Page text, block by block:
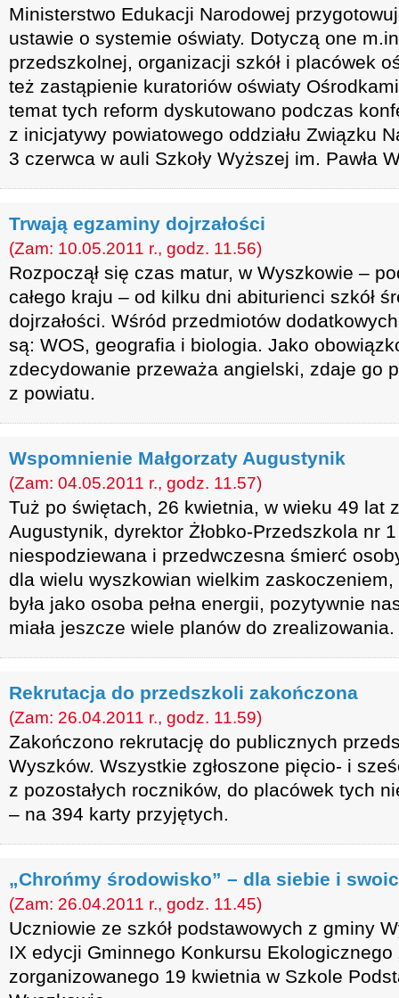
Ministerstwo Edukacji Narodowej
ustawie o systemie oświaty. Dotyczą one
przedszkolnej, organizacji szkół i placówek
też zastąpienie kuratoriów oświaty
temat tych reform dyskutowano podczas
z inicjatywy powiatowego oddziału Związku
3 czerwca w auli Szkoły Wyższej im. Pawła
Trwają egzaminy dojrzałości
(Zam: 10.05.2011 r., godz. 11.56)
Rozpoczął się czas matur, w Wyszkowie –
całego kraju – od kilku dni abiturienci szkół
dojrzałości. Wśród przedmiotów
są: WOS, geografia i biologia. Jako
zdecydowanie przeważa angielski, zdaje go
z powiatu.
Wspomnienie Małgorzaty Augustynik
(Zam: 04.05.2011 r., godz. 11.57)
Tuż po świętach, 26 kwietnia, w wieku 49 lat
Augustynik, dyrektor Żłobko-Przedszkola nr
niespodziewana i przedwczesna śmierć
dla wielu wyszkowian wielkim zaskoczeniem,
była jako osoba pełna energii, pozytywnie
miała jeszcze wiele planów do zrealizowania.
Rekrutacja do przedszkoli zakończona
(Zam: 26.04.2011 r., godz. 11.59)
Zakończono rekrutację do publicznych
Wyszków. Wszystkie zgłoszone pięcio- i
z pozostałych roczników, do placówek tych
– na 394 karty przyjętych.
„Chrońmy środowisko” – dla siebie i
(Zam: 26.04.2011 r., godz. 11.45)
Uczniowie ze szkół podstawowych z gminy
IX edycji Gminnego Konkursu Ekologicznego
zorganizowanego 19 kwietnia w Szkole